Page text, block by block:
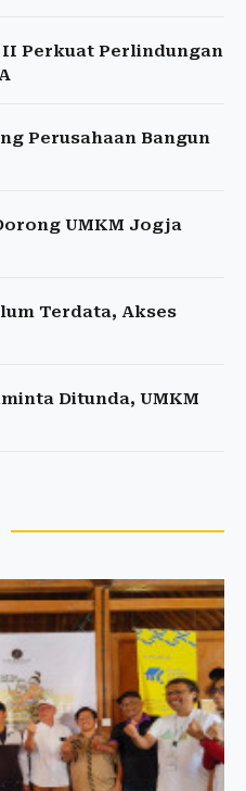
Perkuat Perlindungan
Perusahaan Bangun
UMKM Jogja
Terdata, Akses
Ditunda, UMKM